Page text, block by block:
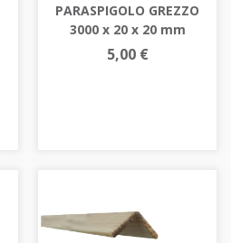
PARASPIGOLO GREZZO
3000 x 20 x 20 mm
5,00 €